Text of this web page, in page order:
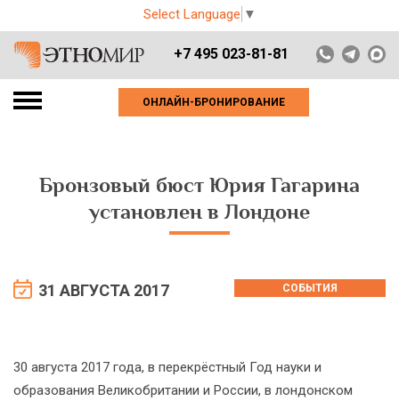
Select Language ▼
+7 495 023-81-81
ОНЛАЙН-БРОНИРОВАНИЕ
Бронзовый бюст Юрия Гагарина
установлен в Лондоне
31 АВГУСТА 2017 СОБЫТИЯ
30 августа 2017 года, в перекрёстный Год науки и
образования Великобритании и России, в лондонском